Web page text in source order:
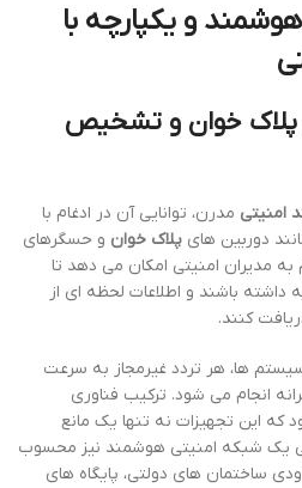
و یکپارچه با
پلاک خوان و تشخیص
امنیتی مدرن، توانایی آن در ادغام با
دوربین های پلاک خوان و حسگرهای
مدیران امنیتی امکان می دهد تا
داشته باشند و اطلاعات لحظه ای از
کنند.
ها، هر تردد غیرمجاز به سرعت
انجام می شود. ترکیب فناوری
که این تجهیزات نه تنها یک مانع
یک شبکه امنیتی هوشمند نیز محسوب
ساختمان های دولتی، پایگاه های